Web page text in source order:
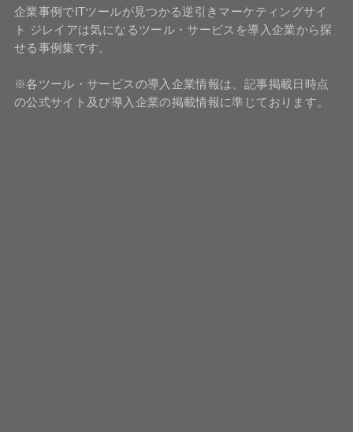
企業事例でITツールが見つかる逆引きマーケティングサイ
ト ジレイアは気になるツール・サービスを導入企業から探
せる事例集です。
※各ツール・サービスの導入企業情報は、記事掲載日時点
の公式サイト及び導入企業の掲載情報に準じております。